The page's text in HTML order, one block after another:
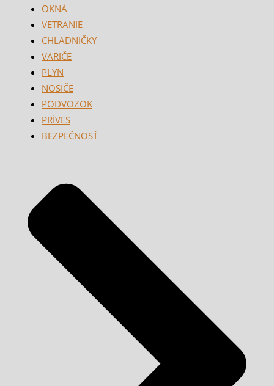
OKNÁ
VETRANIE
CHLADNIČKY
VARIČE
PLYN
NOSIČE
PODVOZOK
PRÍVES
BEZPEČNOSŤ